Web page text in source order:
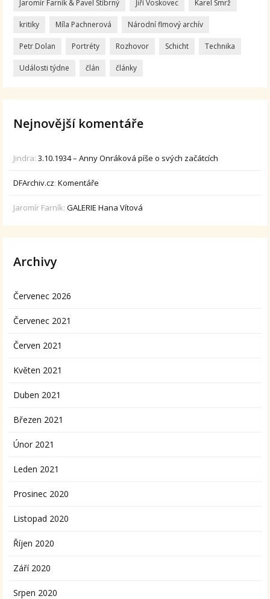
Jaromír Farník & Pavel Stíbrný Jiří Voskovec Karel Smrž
kritiky Míla Pachnerová Národní flmový archív
Petr Dolan Portréty Rozhovor Schicht Technika
Události týdne člán články
Nejnovější komentáře
Jindra:3.10.1934 – Anny Onráková píše o svých začátcích
DFArchiv.cz:Komentáře
Jaromír Farník:GALERIE Hana Vítová
Archivy
Červenec 2026
Červenec 2021
Červen 2021
Květen 2021
Duben 2021
Březen 2021
Únor 2021
Leden 2021
Prosinec 2020
Listopad 2020
Říjen 2020
Září 2020
Srpen 2020